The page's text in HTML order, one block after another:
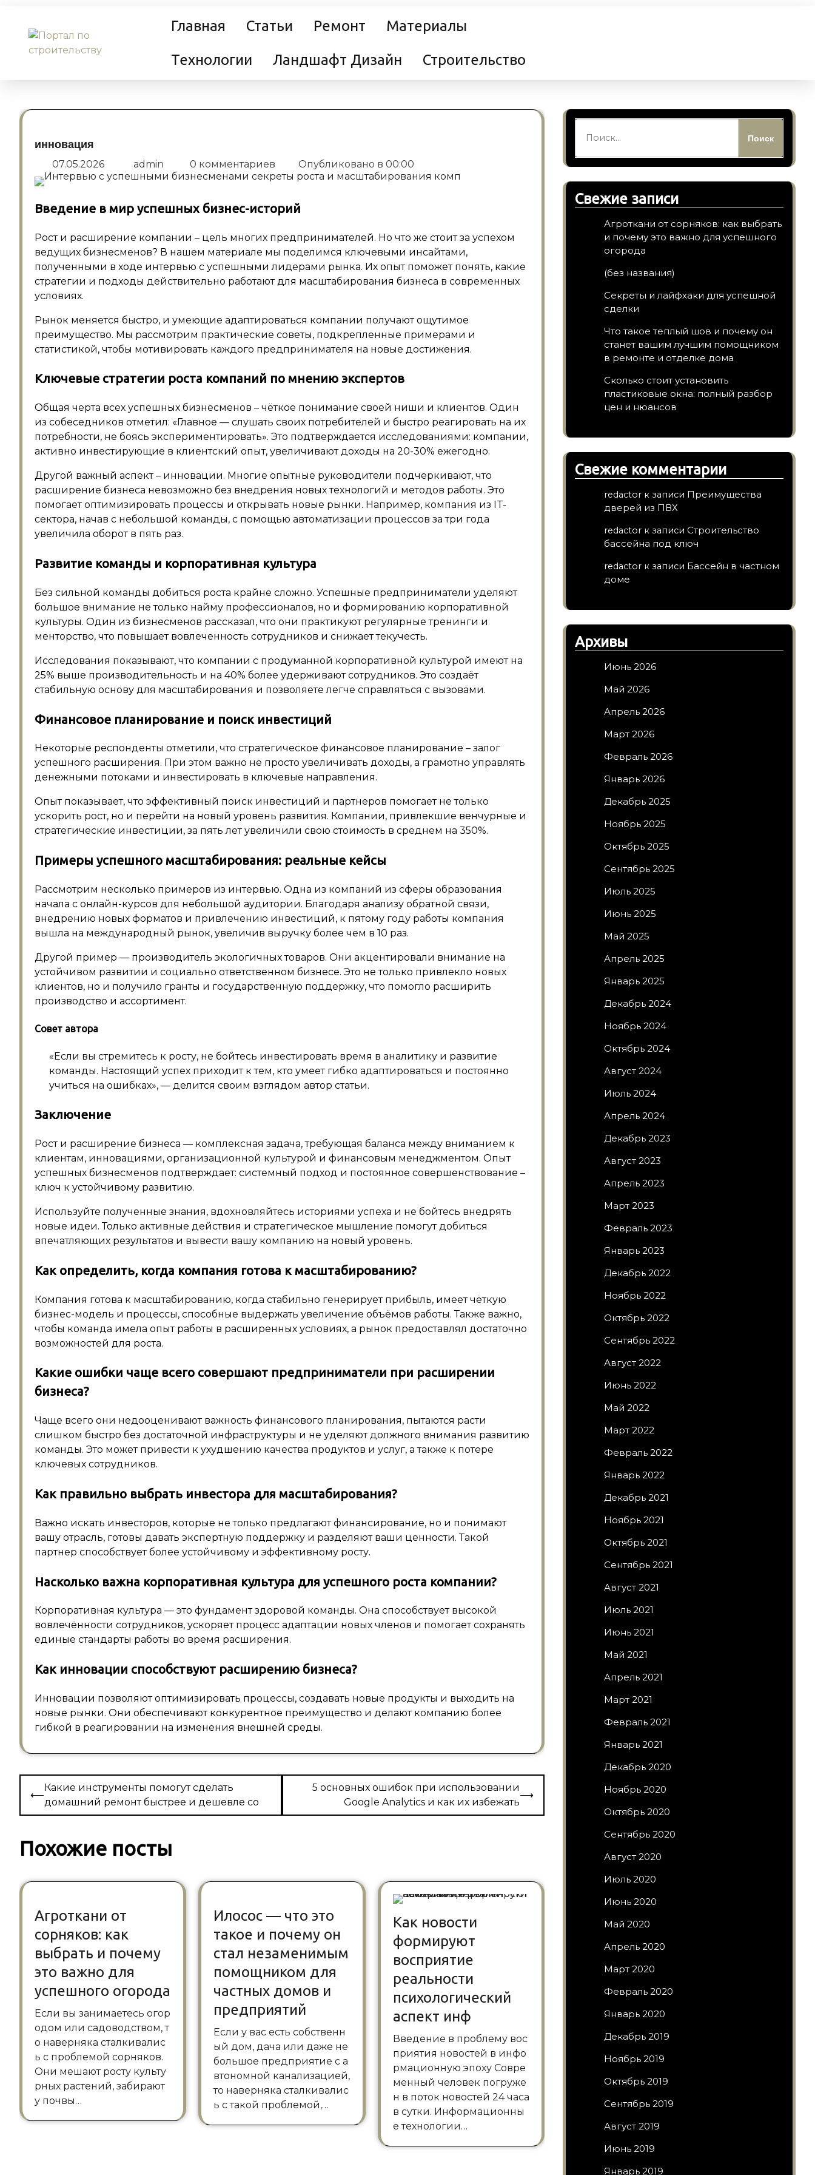
содержанию
Главная Статьи Ремонт Материалы
Технологии Ландшафт Дизайн Строительство
инновация
07.05.2026 admin 0 комментариев Опубликовано в 00:00
Введение в мир успешных бизнес-историй
Рост и расширение компании – цель многих предпринимателей. Но что же стоит за успехом
ведущих бизнесменов? В нашем материале мы поделимся ключевыми инсайтами,
полученными в ходе интервью с успешными лидерами рынка. Их опыт поможет понять, какие
стратегии и подходы действительно работают для масштабирования бизнеса в современных
условиях.
Рынок меняется быстро, и умеющие адаптироваться компании получают ощутимое
преимущество. Мы рассмотрим практические советы, подкрепленные примерами и
статистикой, чтобы мотивировать каждого предпринимателя на новые достижения.
Ключевые стратегии роста компаний по мнению экспертов
Общая черта всех успешных бизнесменов – чёткое понимание своей ниши и клиентов. Один
из собеседников отметил: «Главное — слушать своих потребителей и быстро реагировать на их
потребности, не боясь экспериментировать». Это подтверждается исследованиями: компании,
активно инвестирующие в клиентский опыт, увеличивают доходы на 20-30% ежегодно.
Другой важный аспект – инновации. Многие опытные руководители подчеркивают, что
расширение бизнеса невозможно без внедрения новых технологий и методов работы. Это
помогает оптимизировать процессы и открывать новые рынки. Например, компания из IT-
сектора, начав с небольшой команды, с помощью автоматизации процессов за три года
увеличила оборот в пять раз.
Развитие команды и корпоративная культура
Без сильной команды добиться роста крайне сложно. Успешные предприниматели уделяют
большое внимание не только найму профессионалов, но и формированию корпоративной
культуры. Один из бизнесменов рассказал, что они практикуют регулярные тренинги и
менторство, что повышает вовлеченность сотрудников и снижает текучесть.
Исследования показывают, что компании с продуманной корпоративной культурой имеют на
25% выше производительность и на 40% более удерживают сотрудников. Это создаёт
стабильную основу для масштабирования и позволяете легче справляться с вызовами.
Финансовое планирование и поиск инвестиций
Некоторые респонденты отметили, что стратегическое финансовое планирование – залог
успешного расширения. При этом важно не просто увеличивать доходы, а грамотно управлять
денежными потоками и инвестировать в ключевые направления.
Опыт показывает, что эффективный поиск инвестиций и партнеров помогает не только
ускорить рост, но и перейти на новый уровень развития. Компании, привлекшие венчурные и
стратегические инвестиции, за пять лет увеличили свою стоимость в среднем на 350%.
Примеры успешного масштабирования: реальные кейсы
Рассмотрим несколько примеров из интервью. Одна из компаний из сферы образования
начала с онлайн-курсов для небольшой аудитории. Благодаря анализу обратной связи,
внедрению новых форматов и привлечению инвестиций, к пятому году работы компания
вышла на международный рынок, увеличив выручку более чем в 10 раз.
Другой пример — производитель экологичных товаров. Они акцентировали внимание на
устойчивом развитии и социально ответственном бизнесе. Это не только привлекло новых
клиентов, но и получило гранты и государственную поддержку, что помогло расширить
производство и ассортимент.
Совет автора
«Если вы стремитесь к росту, не бойтесь инвестировать время в аналитику и развитие
команды. Настоящий успех приходит к тем, кто умеет гибко адаптироваться и постоянно
учиться на ошибках», — делится своим взглядом автор статьи.
Заключение
Рост и расширение бизнеса — комплексная задача, требующая баланса между вниманием к
клиентам, инновациями, организационной культурой и финансовым менеджментом. Опыт
успешных бизнесменов подтверждает: системный подход и постоянное совершенствование –
ключ к устойчивому развитию.
Используйте полученные знания, вдохновляйтесь историями успеха и не бойтесь внедрять
новые идеи. Только активные действия и стратегическое мышление помогут добиться
впечатляющих результатов и вывести вашу компанию на новый уровень.
Как определить, когда компания готова к масштабированию?
Компания готова к масштабированию, когда стабильно генерирует прибыль, имеет чёткую
бизнес-модель и процессы, способные выдержать увеличение объёмов работы. Также важно,
чтобы команда имела опыт работы в расширенных условиях, а рынок предоставлял достаточно
возможностей для роста.
Какие ошибки чаще всего совершают предприниматели при расширении
бизнеса?
Чаще всего они недооценивают важность финансового планирования, пытаются расти
слишком быстро без достаточной инфраструктуры и не уделяют должного внимания развитию
команды. Это может привести к ухудшению качества продуктов и услуг, а также к потере
ключевых сотрудников.
Как правильно выбрать инвестора для масштабирования?
Важно искать инвесторов, которые не только предлагают финансирование, но и понимают
вашу отрасль, готовы давать экспертную поддержку и разделяют ваши ценности. Такой
партнер способствует более устойчивому и эффективному росту.
Насколько важна корпоративная культура для успешного роста компании?
Корпоративная культура — это фундамент здоровой команды. Она способствует высокой
вовлечённости сотрудников, ускоряет процесс адаптации новых членов и помогает сохранять
единые стандарты работы во время расширения.
Как инновации способствуют расширению бизнеса?
Инновации позволяют оптимизировать процессы, создавать новые продукты и выходить на
новые рынки. Они обеспечивают конкурентное преимущество и делают компанию более
гибкой в реагировании на изменения внешней среды.
Навигация
по
⟵
Какие инструменты помогут сделать
домашний ремонт быстрее и дешевле со
5 основных ошибок при использовании
Google Analytics и как их избежать
⟶
Похожие посты
Агроткани от
сорняков: как
выбрать и почему
это важно для
успешного огорода
Если вы занимаетесь огор
одом или садоводством, т
о наверняка сталкивалис
ь с проблемой сорняков.
Они мешают росту культу
рных растений, забирают
у почвы…
Илосос — что это
такое и почему он
стал незаменимым
помощником для
частных домов и
предприятий
Если у вас есть собственн
ый дом, дача или даже не
большое предприятие с а
втономной канализацией,
то наверняка сталкивалис
ь с такой проблемой,…
Как новости
формируют
восприятие
реальности
психологический
аспект инф
Введение в проблему вос
приятия новостей в инфо
рмационную эпоху Совре
менный человек погруже
н в поток новостей 24 часа
в сутки. Информационны
е технологии…
Свежие записи
Агроткани от сорняков: как выбрать
и почему это важно для успешного
огорода
(без названия)
Секреты и лайфхаки для успешной
сделки
Что такое теплый шов и почему он
станет вашим лучшим помощником
в ремонте и отделке дома
Сколько стоит установить
пластиковые окна: полный разбор
цен и нюансов
Свежие комментарии
redactor к записи Преимущества
дверей из ПВХ
redactor к записи Строительство
бассейна под ключ
redactor к записи Бассейн в частном
доме
Архивы
Июнь 2026
Май 2026
Апрель 2026
Март 2026
Февраль 2026
Январь 2026
Декабрь 2025
Ноябрь 2025
Октябрь 2025
Сентябрь 2025
Июль 2025
Июнь 2025
Май 2025
Апрель 2025
Январь 2025
Декабрь 2024
Ноябрь 2024
Октябрь 2024
Август 2024
Июль 2024
Апрель 2024
Декабрь 2023
Август 2023
Апрель 2023
Март 2023
Февраль 2023
Январь 2023
Декабрь 2022
Ноябрь 2022
Октябрь 2022
Сентябрь 2022
Август 2022
Июнь 2022
Май 2022
Март 2022
Февраль 2022
Январь 2022
Декабрь 2021
Ноябрь 2021
Октябрь 2021
Сентябрь 2021
Август 2021
Июль 2021
Июнь 2021
Май 2021
Апрель 2021
Март 2021
Февраль 2021
Январь 2021
Декабрь 2020
Ноябрь 2020
Октябрь 2020
Сентябрь 2020
Август 2020
Июль 2020
Июнь 2020
Май 2020
Апрель 2020
Март 2020
Февраль 2020
Январь 2020
Декабрь 2019
Ноябрь 2019
Октябрь 2019
Сентябрь 2019
Август 2019
Июнь 2019
Январь 2019